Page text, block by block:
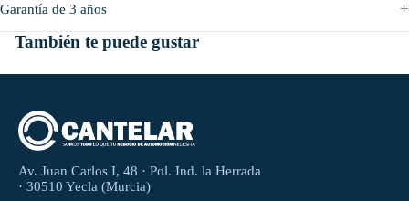
Garantía de 3 años
También te puede gustar
Av. Juan Carlos I, 48 · Pol. Ind. la Herrada
· 30510 Yecla (Murcia)